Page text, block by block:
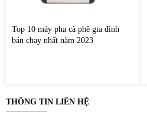
Top 10 máy pha cà phê gia đình
bán chạy nhất năm 2023
THÔNG TIN LIÊN HỆ